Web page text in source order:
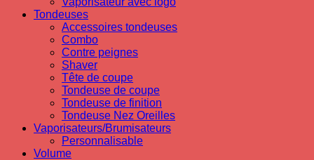
Tondeuses
Accessoires tondeuses
Combo
Contre peignes
Shaver
Tête de coupe
Tondeuse de coupe
Tondeuse de finition
Tondeuse Nez Oreilles
Vaporisateurs/Brumisateurs
Personnalisable
Volume